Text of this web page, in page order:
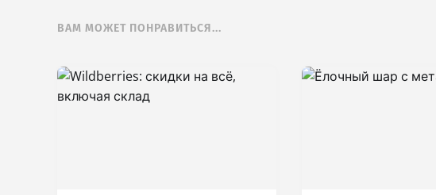
ВАМ МОЖЕТ ПОНРАВИТЬСЯ...